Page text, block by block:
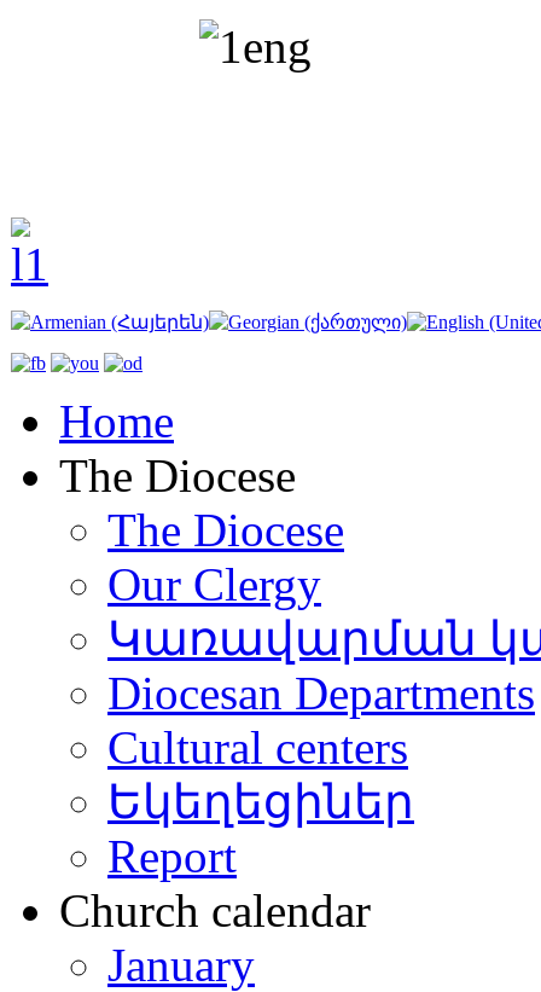
Home
The Diocese
The Diocese
Our Clergy
Կառավարման
Diocesan Departments
Cultural centers
Եկեղեցիներ
Report
Church calendar
January